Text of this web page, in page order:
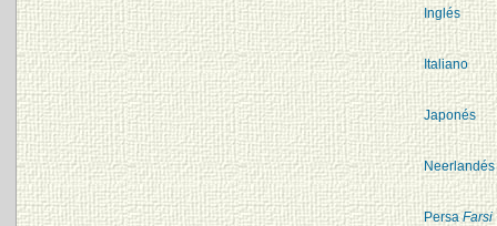
Inglés
Italiano
Japonés
Neerlandés
PersaFarsi